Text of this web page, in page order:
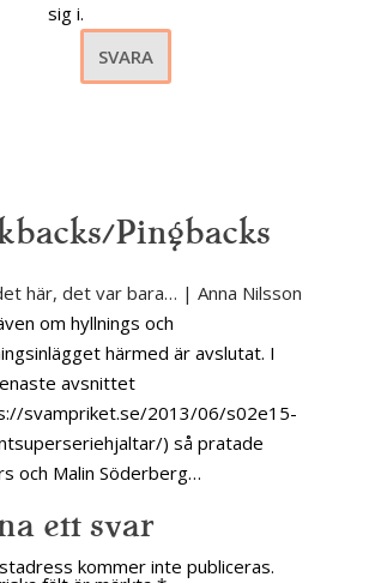
sig i.
SVARA
Pingbacks
här, det var bara… | Anna Nilsson
om hyllnings och
härmed är avslutat. I
avsnittet
svampriket.se/2013/06/s02e15-
) så pratade
och Malin Söderberg…
ett svar
kommer inte publiceras.